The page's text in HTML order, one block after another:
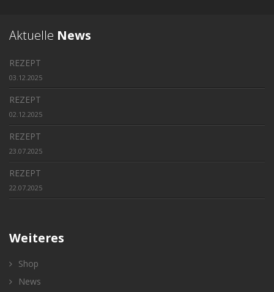
Aktuelle News
REZEPT
03.12.2025
REZEPT
02.12.2025
REZEPT
23.07.2025
REZEPT
22.07.2025
Weiteres
Shop
News